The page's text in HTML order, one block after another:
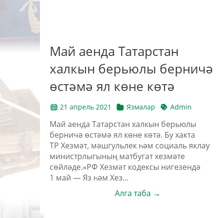
Май аенда Татарстан
халкын берьюлы берничә
өстәмә ял көне көтә
21 апрель 2021 Язмалар Admin
Май аенда Татарстан халкын берьюлы
берничә өстәмә ял көне көтә. Бу хакта
ТР Хезмәт, мәшгульлек һәм социаль яклау
министрлыгының матбугат хезмәте
сөйләде.«РФ Хезмәт кодексы нигезендә
1 май — Яз һәм Хез...
Алга таба →